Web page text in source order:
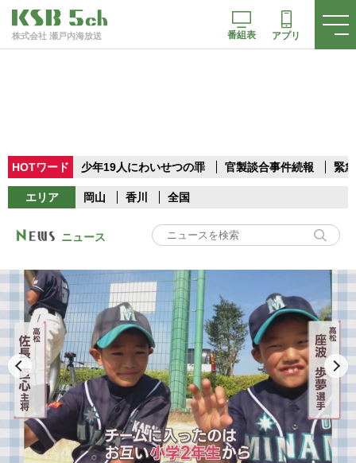
株式会社 瀬戸内海放送 番組表 アプリ
HOTワード 少年19人にわいせつの罪 官製談合事件続報 緊
エリア 岡山 香川 全国
ニュース